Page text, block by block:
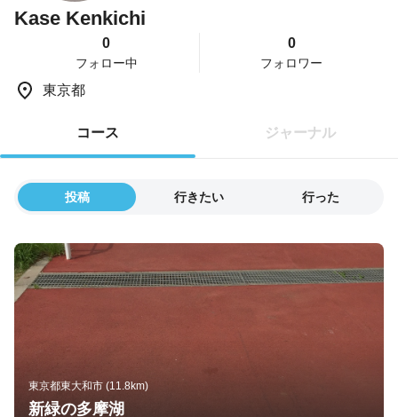
Kase Kenkichi
0
フォロー中
0
フォロワー
東京都
コース ジャーナル
投稿 行きたい 行った
東京都東大和市 (11.8km)
新緑の多摩湖